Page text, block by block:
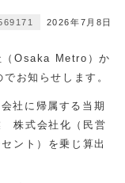
2026年7月8日
（Osaka Metro）か
お知らせします。
社に帰属する当期
株式会社化（民営
ント）を乗じ算出